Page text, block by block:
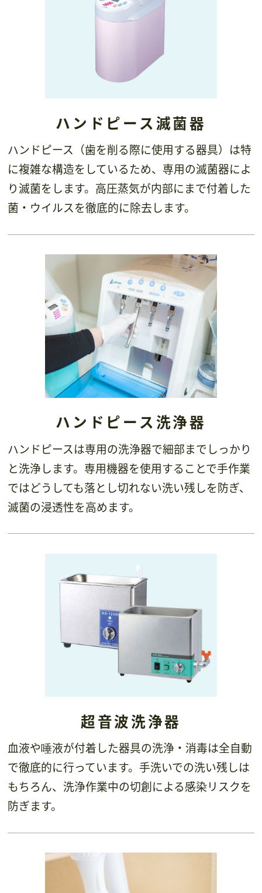
ハンドピース滅菌器
ハンドピース（歯を削る際に使用する器具）は特
に複雑な構造をしているため、専用の滅菌器によ
り滅菌をします。高圧蒸気が内部にまで付着した
菌・ウイルスを徹底的に除去します。
ハンドピース洗浄器
ハンドピースは専用の洗浄器で細部までしっかり
と洗浄します。専用機器を使用することで手作業
ではどうしても落とし切れない洗い残しを防ぎ、
滅菌の浸透性を高めます。
超音波洗浄器
血液や唾液が付着した器具の洗浄・消毒は全自動
で徹底的に行っています。手洗いでの洗い残しは
もちろん、洗浄作業中の切創による感染リスクを
防ぎます。